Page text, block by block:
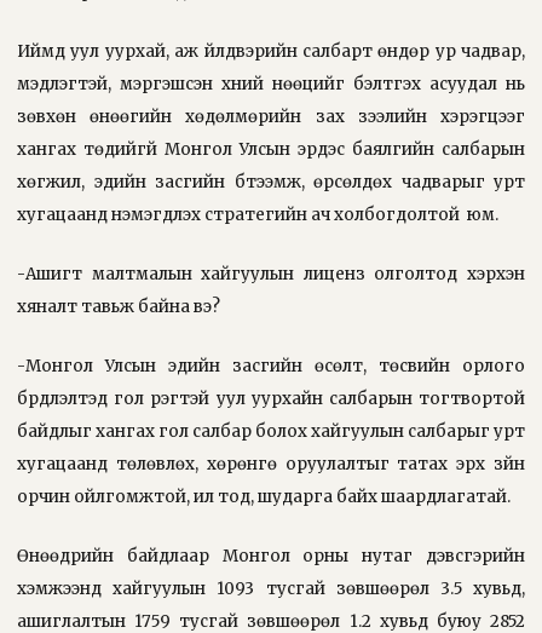
Иймд уул уурхай, аж үйлдвэрийн салбарт өндөр ур чадвар,
мэдлэгтэй, мэргэшсэн хүний нөөцийг бэлтгэх асуудал нь
зөвхөн өнөөгийн хөдөлмөрийн зах зээлийн хэрэгцээг
хангах төдийгүй Монгол Улсын эрдэс баялгийн салбарын
хөгжил, эдийн засгийн бүтээмж, өрсөлдөх чадварыг урт
хугацаанд нэмэгдүүлэх стратегийн ач холбогдолтой юм.
-Ашигт малтмалын хайгуулын лиценз олголтод хэрхэн
хяналт тавьж байна вэ?
-Монгол Улсын эдийн засгийн өсөлт, төсвийн орлого
бүрдүүлэлтэд гол үүрэгтэй уул уурхайн салбарын тогтвортой
байдлыг хангах гол салбар болох хайгуулын салбарыг урт
хугацаанд төлөвлөх, хөрөнгө оруулалтыг татах эрх зүйн
орчин ойлгомжтой, ил тод, шударга байх шаардлагатай.
Өнөөдрийн байдлаар Монгол орны нутаг дэвсгэрийн
хэмжээнд хайгуулын 1093 тусгай зөвшөөрөл 3.5 хувьд,
ашиглалтын 1759 тусгай зөвшөөрөл 1.2 хувьд буюу 2852